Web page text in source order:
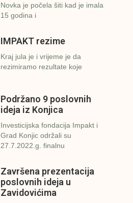
Novka je počela šiti kad je imala
15 godina i
IMPAKT rezime
Kraj jula je i vrijeme je da
rezimiramo rezultate koje
Podržano 9 poslovnih
ideja iz Konjica
Investicijska fondacija Impakt i
Grad Konjic održali su
27.7.2022.g. finalnu
Završena prezentacija
poslovnih ideja u
Zavidovićima